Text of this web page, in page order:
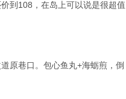
到108，在岛上可以说是很超值
原巷口。包心鱼丸+海蛎煎，倒